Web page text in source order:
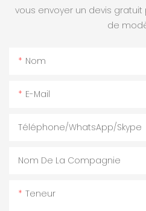
vous envoyer un devis
de
Nom
E-Mail
Téléphone/WhatsApp/Skype
Nom De La Compagnie
Teneur